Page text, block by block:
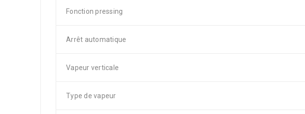
Fonction pressing
Arrêt automatique
Vapeur verticale
Type de vapeur